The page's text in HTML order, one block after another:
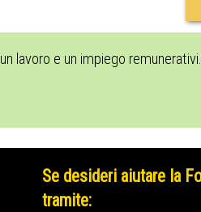
lavoro e un impiego remunerativi.
Se desideri aiutare la
tramite: